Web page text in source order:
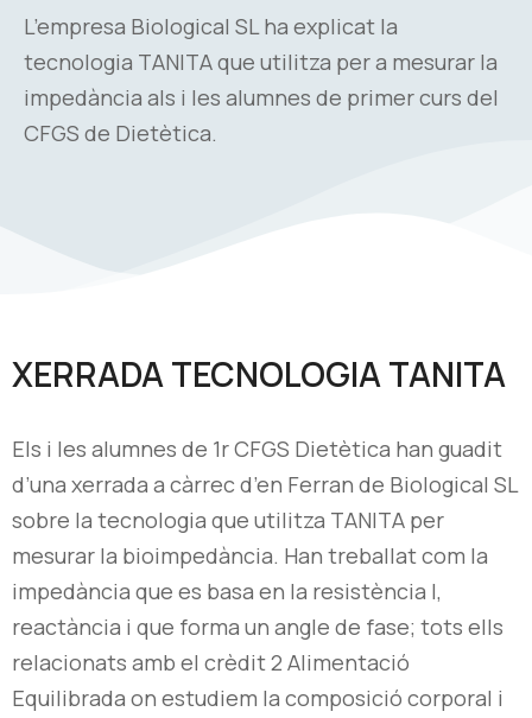
L’empresa Biological SL ha explicat la
tecnologia TANITA que utilitza per a mesurar la
impedància als i les alumnes de primer curs del
CFGS de Dietètica.
XERRADA TECNOLOGIA TANITA
Els i les alumnes de 1r CFGS Dietètica han guadit
d’una xerrada a càrrec d’en Ferran de Biological SL
sobre la tecnologia que utilitza TANITA per
mesurar la bioimpedància. Han treballat com la
impedància que es basa en la resistència l,
reactància i que forma un angle de fase; tots ells
relacionats amb el crèdit 2 Alimentació
Equilibrada on estudiem la composició corporal i